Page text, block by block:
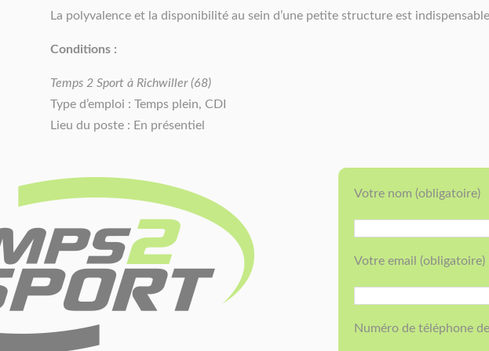
La polyvalence et la disponibilité au sein d’une petite structure est
Conditions :
Temps 2 Sport à Richwiller (68)
Type d’emploi : Temps plein, CDI
Lieu du poste : En présentiel
Votre nom (obligatoire)
Votre email (obligatoire)
Numéro de téléphone